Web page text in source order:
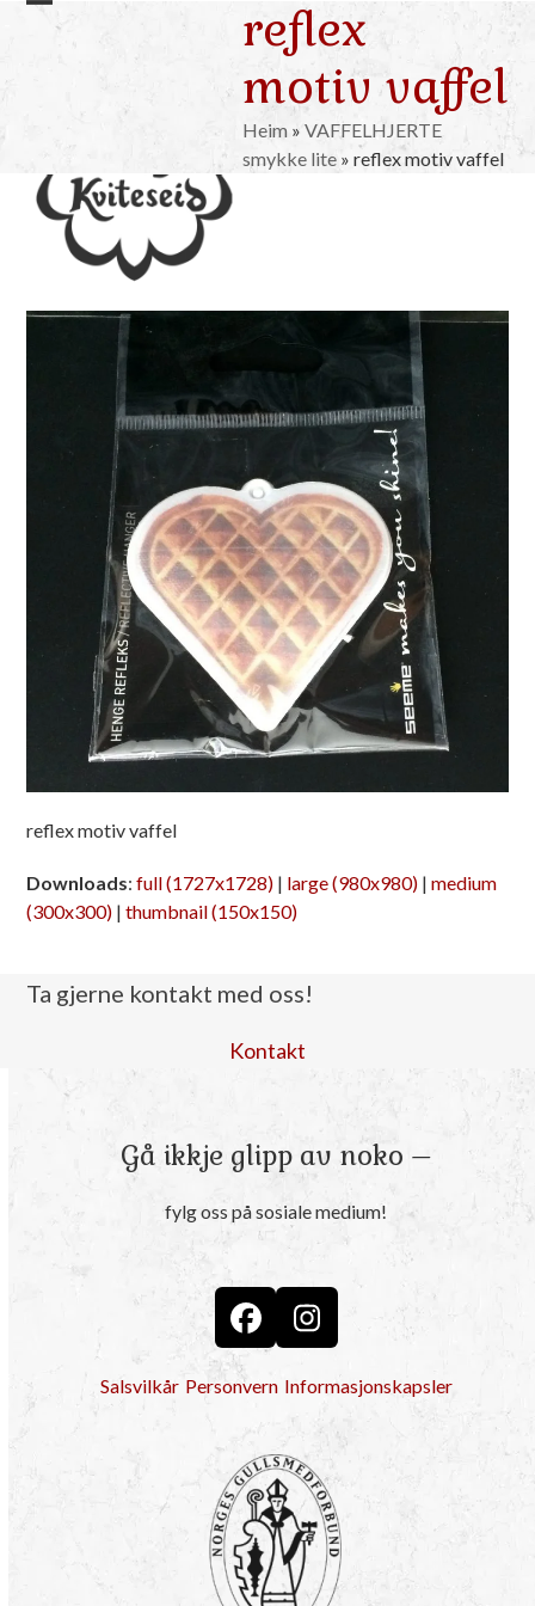
Skip
Open
menu
Close
menu
reflex
motiv vaffel
Heim» VAFFELHJERTE
smykke lite» reflex motiv vaffel
reflex motiv vaffel
Downloads:full (1727x1728) | large (980x980) |medium
(300x300) |thumbnail (150x150)
Ta gjerne kontakt med oss!
Kontakt
Gå ikkje glipp av noko –
fylg oss på sosiale medium!
FacebookInstagram
Salsvilkår Personvern Informasjonskapsler